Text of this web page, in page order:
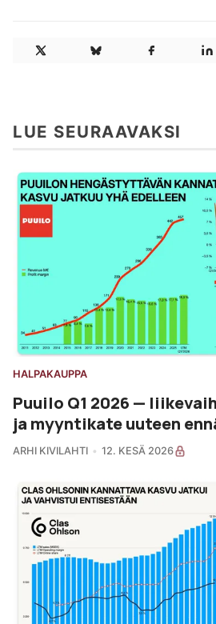
LUE SEURAAVAKSI
HALPAKAUPPA
Puuilo Q1 2026 —
ja myyntikate uuteen
ARHI KIVILAHTI 12. KESÄ 2026